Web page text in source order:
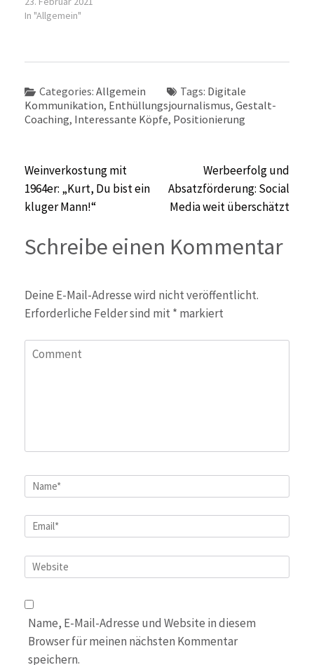
In "Allgemein"
Categories: Allgemein Tags: Digitale
Kommunikation, Enthüllungsjournalismus, Gestalt-
Coaching, Interessante Köpfe, Positionierung
Beitragsnavigation
Weinverkostung mit
1964er: „Kurt, Du bist ein
kluger Mann!“
Werbeerfolg und
Absatzförderung: Social
Media weit überschätzt
Schreibe einen Kommentar
Deine E-Mail-Adresse wird nicht veröffentlicht.
Erforderliche Felder sind mit * markiert
Comment
Name*
Email*
Website
Name, E-Mail-Adresse und Website in diesem
Browser für meinen nächsten Kommentar
speichern.